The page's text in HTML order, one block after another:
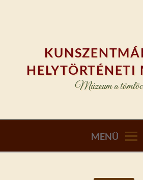
HELYTÖRTÉNETI
Múzeum a
MENÜ